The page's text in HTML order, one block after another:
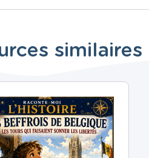
similaires